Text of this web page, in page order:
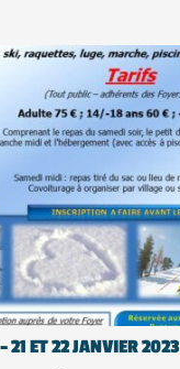
21 ET 22 JANVIER 2023